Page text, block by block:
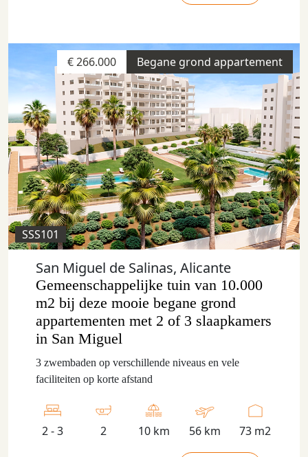
Begane grond appartement
€ 266.000
SSS101
San Miguel de Salinas, Alicante
Gemeenschappelijke tuin van 10.000
m2 bij deze mooie begane grond
appartementen met 2 of 3 slaapkamers
in San Miguel
3 zwembaden op verschillende niveaus en vele
faciliteiten op korte afstand
2 - 3 2 10 km 56 km 73 m2